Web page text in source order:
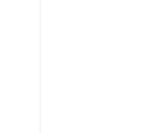
Descripción